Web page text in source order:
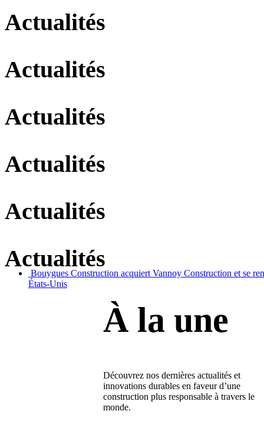
Actualités
Actualités
Actualités
Actualités
Actualités
Actualités
À la une
Découvrez nos dernières actualités et
innovations durables en faveur d’une
construction plus responsable à travers le
monde.
Bouygues Construction acquiert Vannoy Construction et se
États-Unis